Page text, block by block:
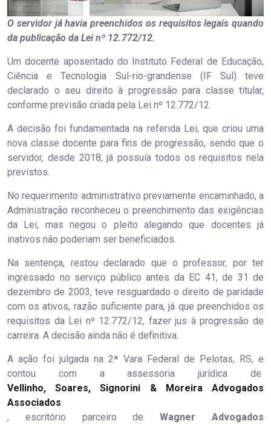
O servidor já havia preenchidos os requisitos legais quando
da publicação da Lei nº 12.772/12.
Um docente aposentado do Instituto Federal de Educação,
Ciência e Tecnologia Sul-rio-grandense (IF Sul) teve
declarado o seu direito à progressão para classe titular,
conforme previsão criada pela Lei nº 12.772/12.
A decisão foi fundamentada na referida Lei, que criou uma
nova classe docente para fins de progressão, sendo que o
servidor, desde 2018, já possuía todos os requisitos nela
previstos.
No requerimento administrativo previamente encaminhado, a
Administração reconheceu o preenchimento das exigências
da Lei, mas negou o pleito alegando que docentes já
inativos não poderiam ser beneficiados.
Na sentença, restou declarado que o professor, por ter
ingressado no serviço público antes da EC 41, de 31 de
dezembro de 2003, teve resguardado o direito de paridade
com os ativos, razão suficiente para, já que preenchidos os
requisitos da Lei nº 12.772/12, fazer jus à progressão de
carreira. A decisão ainda não é definitiva.
A ação foi julgada na 2ª Vara Federal de Pelotas, RS, e
contou com a assessoria jurídica de
Vellinho, Soares, Signorini & Moreira Advogados
Associados
, escritório parceiro deWagner Advogados